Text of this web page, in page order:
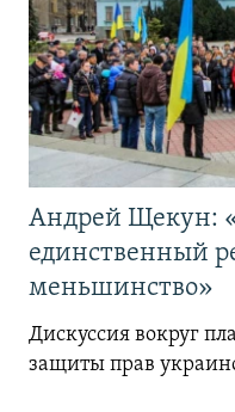
Андрей Щекун:
единственный
меньшинство»
Дискуссия вокруг
защиты прав